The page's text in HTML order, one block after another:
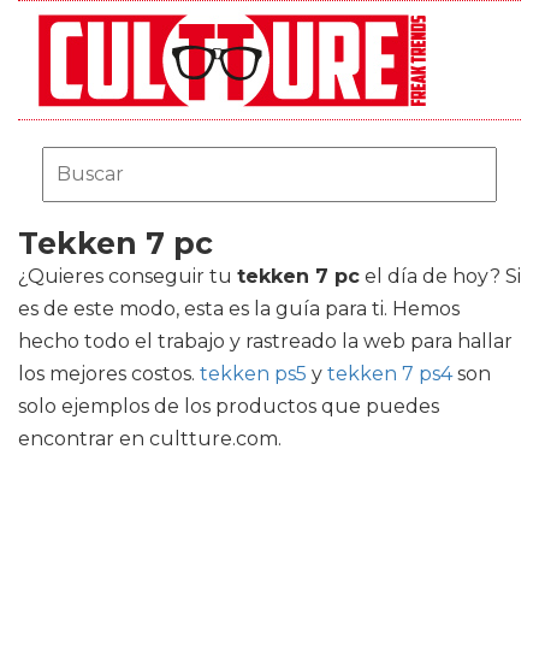
Tekken 7 pc
¿Quieres conseguir tu tekken 7 pc el día de hoy? Si
es de este modo, esta es la guía para ti. Hemos
hecho todo el trabajo y rastreado la web para hallar
los mejores costos. tekken ps5 y tekken 7 ps4son
solo ejemplos de los productos que puedes
encontrar en cultture.com.